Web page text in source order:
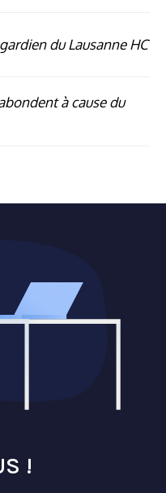
du Lausanne HC
à cause du
!